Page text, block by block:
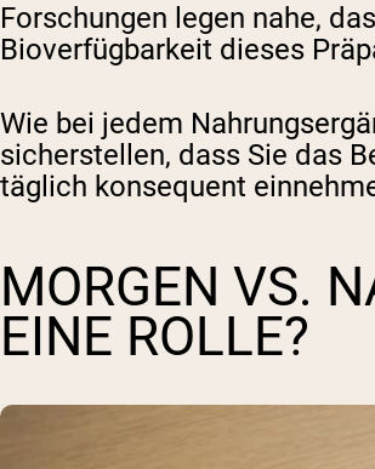
Forschungen legen nahe,
Bioverfügbarkeit dieses
Wie bei jedem
sicherstellen, dass Sie das
täglich konsequent
MORGEN VS.
EINE ROLLE?